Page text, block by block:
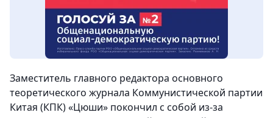
Заместитель главного редактора основного
теоретического журнала Коммунистической партии
Китая (КПК) «Цюши» покончил с собой из-за